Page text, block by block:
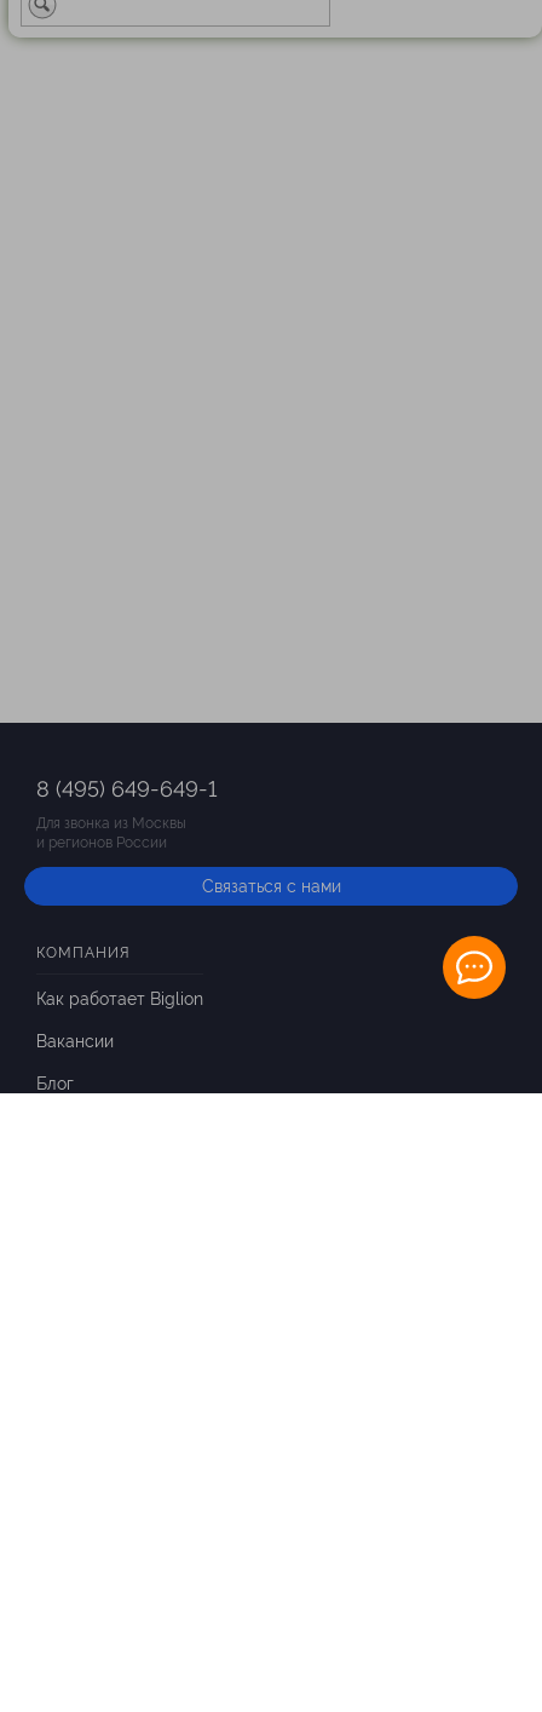
8 (495) 649-649-1
Для звонка из Москвы
и регионов России
Связаться с нами
КОМПАНИЯ
Как работает Biglion
Вакансии
Блог